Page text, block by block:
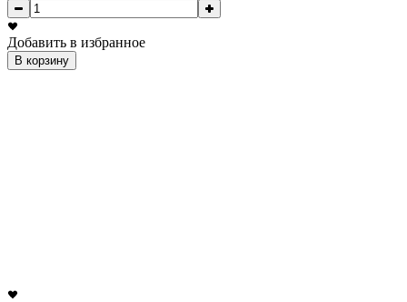
Добавить в избранное
В корзину